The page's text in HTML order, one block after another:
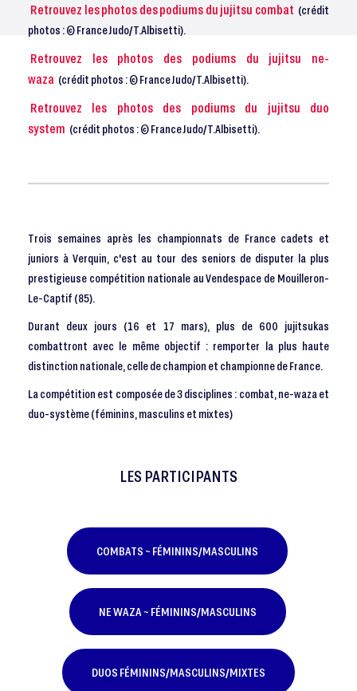
Retrouvez les photos des podiums du jujitsu combat (crédit
photos : © France Judo/T.Albisetti).
Retrouvez les photos des podiums du jujitsu ne-
waza (crédit photos : © France Judo/T.Albisetti).
Retrouvez les photos des podiums du jujitsu duo
system (crédit photos : © France Judo/T.Albisetti).
Trois semaines après les championnats de France cadets et
juniors à Verquin, c'est au tour des seniors de disputer la plus
prestigieuse compétition nationale au Vendespace de Mouilleron-
Le-Captif (85).
Durant deux jours (16 et 17 mars), plus de 600 jujitsukas
combattront avec le même objectif : remporter la plus haute
distinction nationale, celle de champion et championne de France.
La compétition est composée de 3 disciplines : combat, ne-waza et
duo-système (féminins, masculins et mixtes)
LES PARTICIPANTS
COMBATS ~ FÉMININS/MASCULINS
NE WAZA ~ FÉMININS/MASCULINS
DUOS FÉMININS/MASCULINS/MIXTES